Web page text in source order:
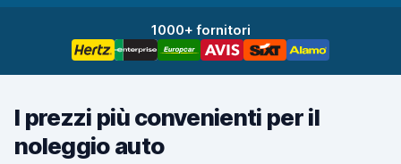
1000+ fornitori
I prezzi più convenienti per il
noleggio auto